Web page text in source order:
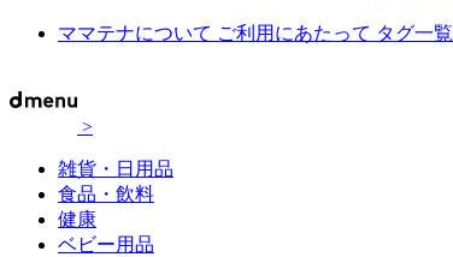
ママテナについて ご利用にあたって タグ一覧
>
雑貨・日用品
食品・飲料
健康
ベビー用品